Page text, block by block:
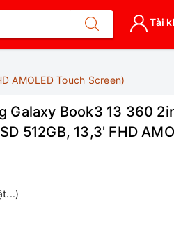
Tài
AMOLED Touch Screen)
Galaxy Book3 13 360
512GB, 13,3' FHD